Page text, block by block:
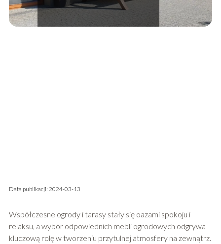
Data publikacji: 2024-03-13
Współczesne ogrody i tarasy stały się oazami spokoju i
relaksu, a wybór odpowiednich mebli ogrodowych odgrywa
kluczową rolę w tworzeniu przytulnej atmosfery na zewnątrz.